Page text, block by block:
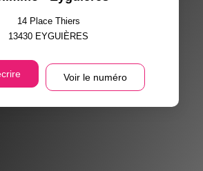
14 Place Thiers
13430 EYGUIÈRES
Voir le numéro